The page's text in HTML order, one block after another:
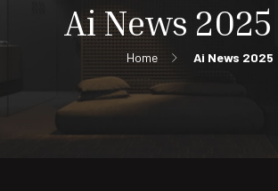
Ai News
Home Ai News 2025